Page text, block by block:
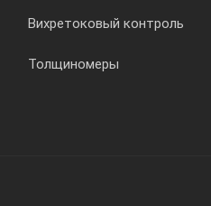
Вихретоковый контроль
Толщиномеры